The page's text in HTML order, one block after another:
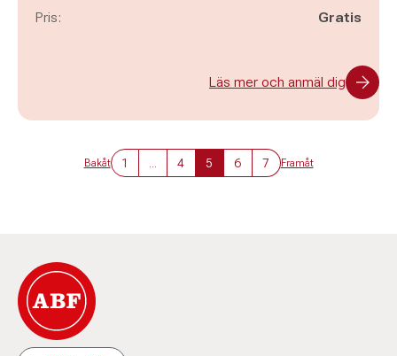
Pris: Gratis
Läs mer och anmäl dig
Bakåt 1 4 5 6 7 Framåt